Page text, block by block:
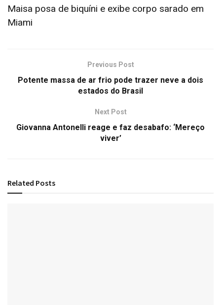
Maisa posa de biquíni e exibe corpo sarado em
Miami
Previous Post
Potente massa de ar frio pode trazer neve a dois
estados do Brasil
Next Post
Giovanna Antonelli reage e faz desabafo: ‘Mereço
viver’
Related Posts